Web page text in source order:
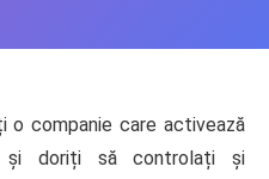
o companie care activează
și doriți să controlați și